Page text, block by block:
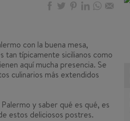
con la buena mesa,
tan típicamente sicilianos como
aquí mucha presencia. Se
culinarios más extendidos
y saber qué es qué, es
estos deliciosos postres.